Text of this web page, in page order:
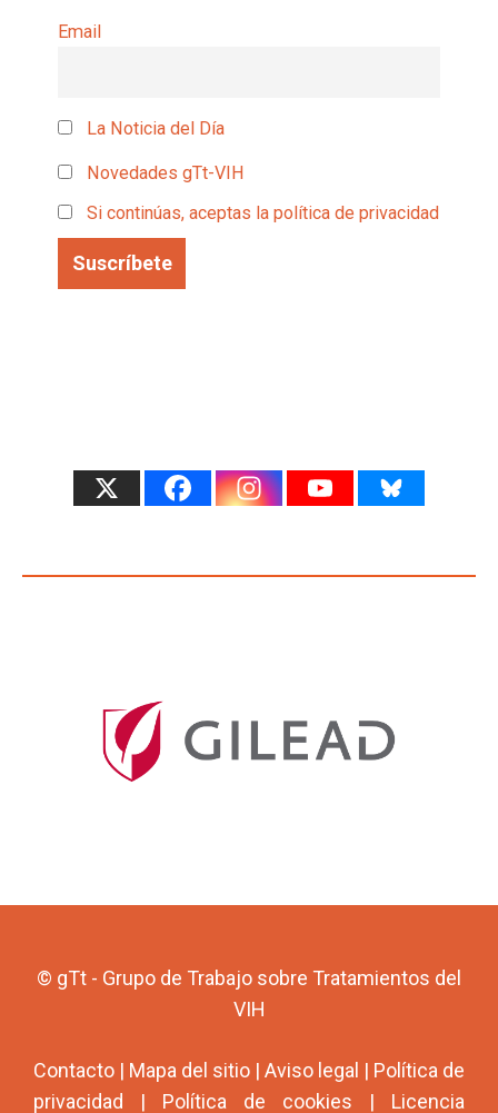
Email
La Noticia del Día
Novedades gTt-VIH
Si continúas, aceptas la política de privacidad
© gTt - Grupo de Trabajo sobre Tratamientos del
VIH
Contacto | Mapa del sitio | Aviso legal | Política de
privacidad | Política de cookies | Licencia